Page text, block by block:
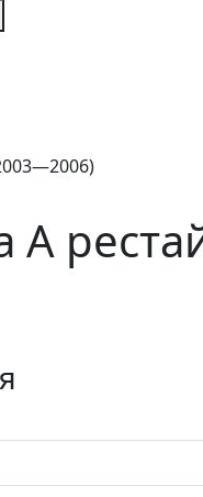
A